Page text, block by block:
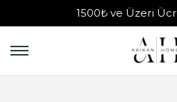
1500₺ ve Üzeri